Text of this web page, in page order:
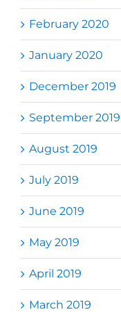
February 2020
January 2020
December 2019
September 2019
August 2019
July 2019
June 2019
May 2019
April 2019
March 2019